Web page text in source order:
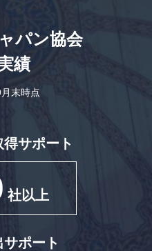
パン協会
績
末時点
サポート
社以上
ポート